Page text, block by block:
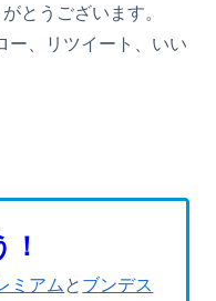
とうございます。
ー、リツイート、いい
ミアム と ブンデス